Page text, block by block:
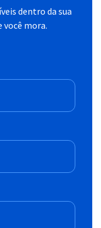
dentro da sua
você mora.